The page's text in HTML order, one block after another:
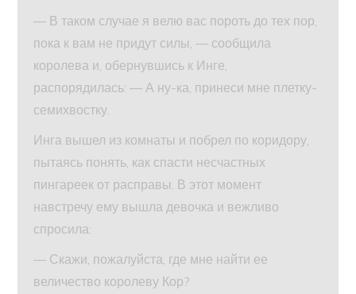
— В таком случае я велю вас пороть до тех пор,
пока к вам не придут силы, — сообщила
королева и, обернувшись к Инге,
распорядилась: — А ну-ка, принеси мне плетку-
семихвостку.
Инга вышел из комнаты и побрел по коридору,
пытаясь понять, как спасти несчастных
пингареек от расправы. В этот момент
навстречу ему вышла девочка и вежливо
спросила:
— Скажи, пожалуйста, где мне найти ее
величество королеву Кор?